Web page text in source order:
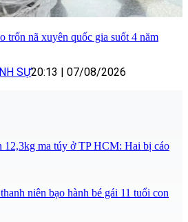
trốn nã xuyên quốc gia suốt 4 năm
SỰ20:13 | 07/08/2026
12,3kg ma túy ở TP HCM: Hai bị cáo
niên bạo hành bé gái 11 tuổi con